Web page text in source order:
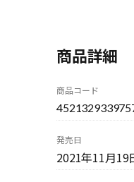
商品詳細
商品コード
発売日
2021年11月